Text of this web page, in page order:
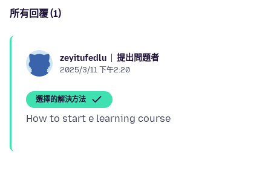
所有回覆 (1)
zeyitufedlu 提出問題者
2025/3/11 下午2:20
選擇的解決方法